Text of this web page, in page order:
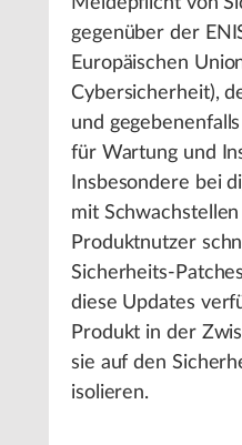
gegenüber der
Europäischen
Cybersicherheit),
und
für Wartung und
Insbesondere bei
mit
Produktnutzer
Sicherheits-
diese Updates
Produkt in der
sie auf den
isolieren.